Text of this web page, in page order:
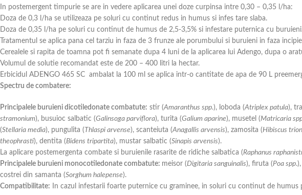
In postemergent timpurie se are in vedere aplicarea unei doze curpinsa intre 0,30 – 0,35 l/ha:
Doza de 0,3 l/ha se utilizeaza pe soluri cu continut redus in humus si infes tare slaba.
Doza de 0,35 l/ha pe soluri cu continut de humus de 2,5-3,5% si infestare puternica cu
Tratamentul se aplica pana cel tarziu in faza de 3 frunze ale porumbului si buruieni in faza
Cerealele si rapita de toamna pot fi semanate dupa 4 luni de la aplicarea lui Adengo, dupa o
Volumul de solutie recomandat este de 200 – 400 litri la hectar.
Erbicidul ADENGO 465 SC ambalat la 100 ml se aplica intr-o cantitate de apa de 90 L
Spectru de combatere:
Principalele buruieni dicotiledonate combatute: stir (Amaranthus spp.), loboda (Atriplex patula),
stramonium), busuioc salbatic (Galinsoga parviflora), turita (Galium aparine), musetel (Matricaria
(Stellaria media), pungulita ( Thlaspi arvense), scanteiuta (Anagallis arvensis), zamosita (Hibiscus
theophrasti), dentita (Bidens tripartita), mustar salbatic (Sinapis arvensis).
La aplicare postemergenta combate si buruienile rasarite de ridiche salbatica (Raphanus
Principalele buruieni monocotiledonate combatute: meisor (Digitaria sanguinalis), firuta (Poa spp
costrei din samanta (Sorghum halepense).
Compatibilitate: In cazul infestarii foarte puternice cu graminee, in soluri cu continut de